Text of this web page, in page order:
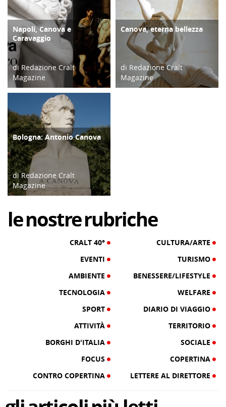
CULTURA/ARTE
Napoli, Canova e
Caravaggio
di Redazione Cralt
Magazine
16/05/19
CULTURA/ARTE
Canova, eterna bellezza
di Redazione Cralt
Magazine
CULTURA/ARTE
Bologna: Antonio Canova
di Redazione Cralt
Magazine
lenostrerubriche
CRALT 40°
CULTURA/ARTE
EVENTI
TURISMO
AMBIENTE
BENESSERE/LIFESTYLE
TECNOLOGIA
WELFARE
SPORT
DIARIO DI VIAGGIO
ATTIVITÀ
TERRITORIO
BORGHI D'ITALIA
SOCIALE
FOCUS
COPERTINA
CONTRO COPERTINA
LETTERE AL DIRETTORE